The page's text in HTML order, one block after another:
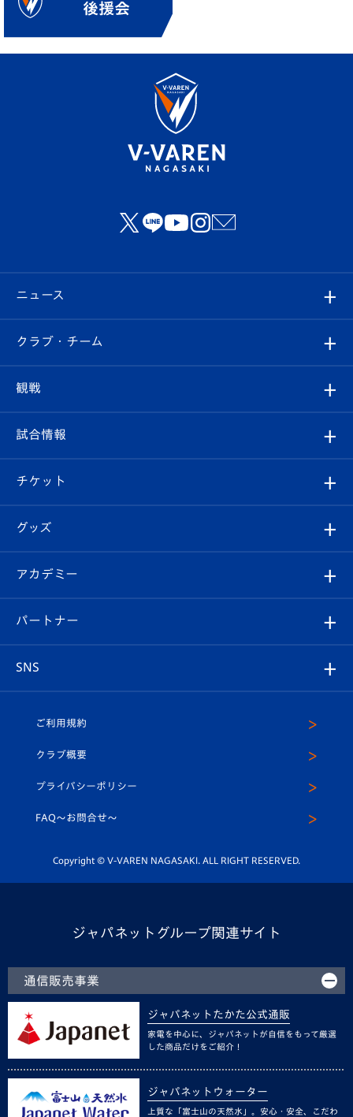
ニュース
すべて
クラブ
試合情報
チケット
イベント
メディア
ホームタウン
クラブ・チーム
クラブ概要
エンブレム紹介
スタッフプロフィール
マスコット紹介
平和祈念活動
ホームタウン活動
観戦
観戦ルール
はじめての観戦ガイド
Revive Team
ヴィヴィくんの長崎おもてなしガイド
試合情報
試合日程/結果
フォトギャラリー
スタジアムグルメ
チケット
チケット
V-LOVERS（ファンクラブ）
プレイヤーズスイート
グッズ
オンラインショップ
店舗情報
アカデミー
育成からのお知らせ
U-18
スクール
パートナー
SNS
ヴィヴィくんインスタグラム
公式LINE＠
ご利用規約
クラブ概要
プライバシーポリシー
FAQ〜お問合せ〜
Copyright © V-VAREN NAGASAKI. ALL RIGHT RESERVED.
ジャパネットグループ関連サイト
通信販売事業
ジャパネットたかた公式通販
家電を中心に、ジャパネットが自信をもって厳選
した商品だけをご紹介！
ジャパネットウォーター
上質な「富士山の天然水」。安心・安全、こだわ